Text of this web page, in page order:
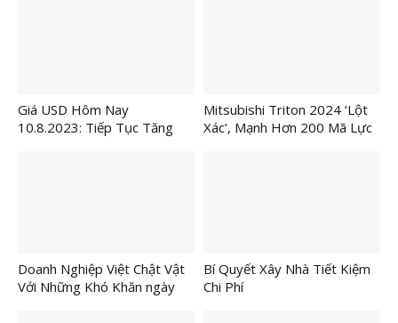
Giá USD Hôm Nay
10.8.2023: Tiếp Tục Tăng
Mitsubishi Triton 2024 ‘Lột
Xác’, Mạnh Hơn 200 Mã Lực
Doanh Nghiệp Việt Chật Vật
Với Những Khó Khăn ngày
Bí Quyết Xây Nhà Tiết Kiệm
Chi Phí